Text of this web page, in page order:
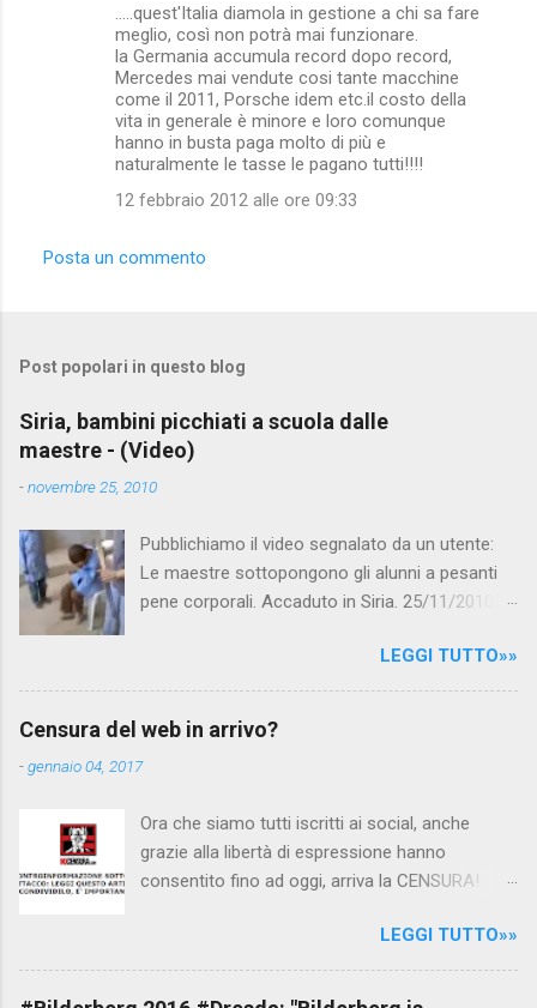
.....quest'Italia diamola in gestione a chi sa fare
meglio, così non potrà mai funzionare.
la Germania accumula record dopo record,
Mercedes mai vendute cosi tante macchine
come il 2011, Porsche idem etc.il costo della
vita in generale è minore e loro comunque
hanno in busta paga molto di più e
naturalmente le tasse le pagano tutti!!!!
12 febbraio 2012 alle ore 09:33
Posta un commento
Post popolari in questo blog
Siria, bambini picchiati a scuola dalle
maestre - (Video)
-novembre 25, 2010
Pubblichiamo il video segnalato da un utente:
Le maestre sottopongono gli alunni a pesanti
pene corporali. Accaduto in Siria. 25/11/2010
Canale 5 "Forum" si è interessato al caso,
interpellando prontamente l'ambasciata siriana,
per fare luce sulla vicenda: è emerso che il
scuola. LEGGI IL SERVIZIO . staff
nocensura.com Condividi su Facebook
LEGGI TUTTO»»
Censura del web in arrivo?
-gennaio 04, 2017
Ora che siamo tutti iscritti ai social, anche
grazie alla libertà di espressione hanno
consentito fino ad oggi, arriva la CENSURA!
politica rispediti al mittente dai cittadini - perché
censurare avrebbe fatto perdere troppi
consensi ai vari governi - la CENSURA potrebbe
LEGGI TUTTO»»